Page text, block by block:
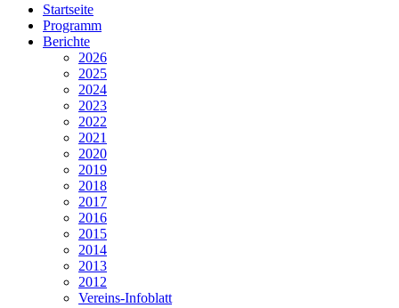
Startseite
Programm
Berichte
2026
2025
2024
2023
2022
2021
2020
2019
2018
2017
2016
2015
2014
2013
2012
Vereins-Infoblatt